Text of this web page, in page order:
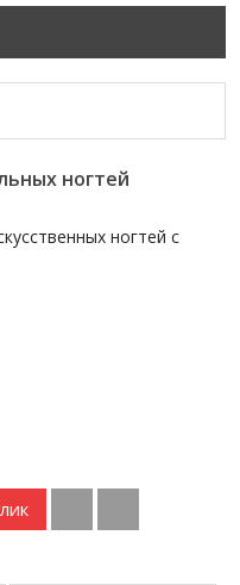
ногтей
ногтей с